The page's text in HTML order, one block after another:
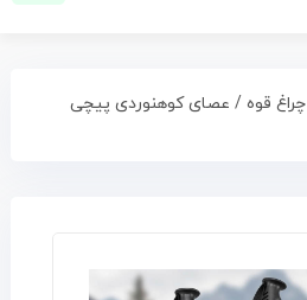
چراغ قوه/ عصای کوهنوردی پیچی